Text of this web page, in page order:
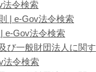
法令検索
| e-Gov法令検索
e-Gov法令検索
び一般財団法人に関す
法令検索